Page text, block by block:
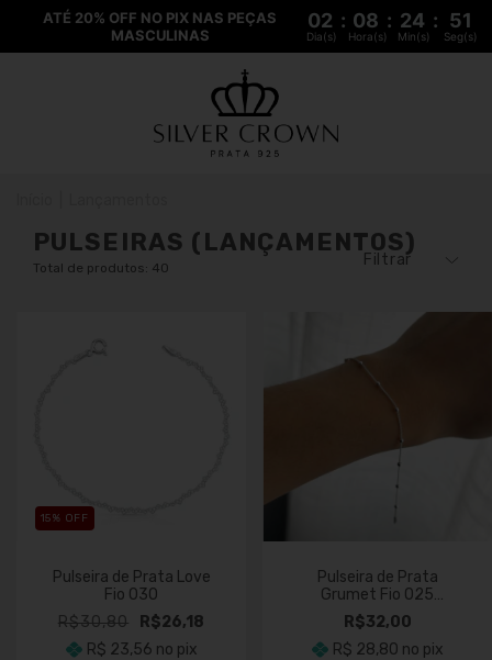
ATÉ 20% OFF NO PIX NAS PEÇAS
MASCULINAS
02 : 08 : 24 : 50
Dia(s) Hora(s) Min(s) Seg(s)
PULSEIRAS (LANÇAMENTOS)
Total de produtos: 40 Filtrar
15% OFF
Pulseira de Prata Love
Fio 030
R$30,80
R$26,18
R$ 23,56 no pix
Pulseira de Prata
Grumet Fio 025
Bolinhas 2mm
R$32,00
R$ 28,80 no pix